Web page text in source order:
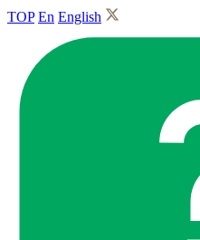
TOP En English